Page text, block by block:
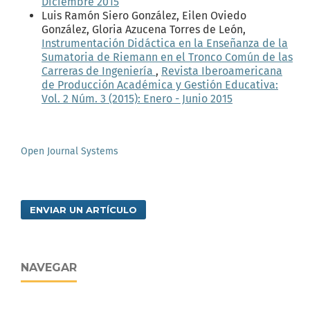
Luis Ramón Siero González, Eilen Oviedo
González, Gloria Azucena Torres de León,
Instrumentación Didáctica en la Enseñanza de la
Sumatoria de Riemann en el Tronco Común de las
Carreras de Ingeniería , Revista Iberoamericana
de Producción Académica y Gestión Educativa:
Vol. 2 Núm. 3 (2015): Enero - Junio 2015
Open Journal Systems
ENVIAR UN ARTÍCULO
NAVEGAR